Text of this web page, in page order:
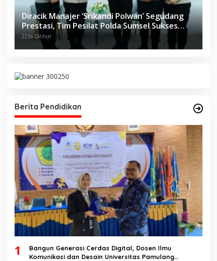
Diracik Manajer ‘Srikandi Polwan’ Segudang
Prestasi, Tim Pesilat Polda Sumsel Sukses
Diajang Kejurnas Menpora Cup II 2024
2236 Dilihat
Berita Pendidikan
1
Bangun Generasi Cerdas Digital, Dosen Ilmu
Komunikasi dan Desain Universitas Pamulang